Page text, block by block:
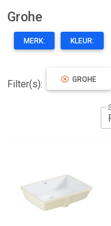
Grohe
MERK: KLEUR:
Filter(s): GROHE